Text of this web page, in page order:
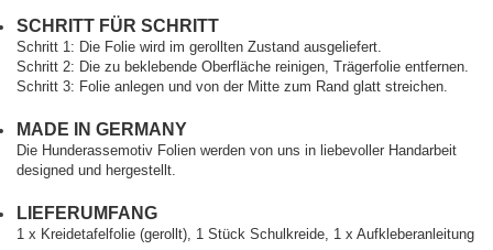
SCHRITT FÜR SCHRITT
Schritt 1: Die Folie wird im gerollten Zustand ausgeliefert.
Schritt 2: Die zu beklebende Oberfläche reinigen, Trägerfolie entfernen.
Schritt 3: Folie anlegen und von der Mitte zum Rand glatt streichen.
MADE IN GERMANY
Die Hunderassemotiv Folien werden von uns in liebevoller Handarbeit
designed und hergestellt.
LIEFERUMFANG
1 x Kreidetafelfolie (gerollt), 1 Stück Schulkreide, 1 x Aufkleberanleitung